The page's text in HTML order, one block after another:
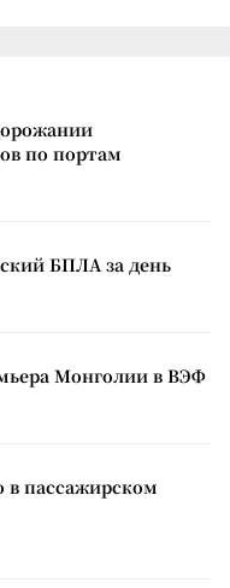
по портам
БПЛА за день
Монголии в ВЭФ
в пассажирском